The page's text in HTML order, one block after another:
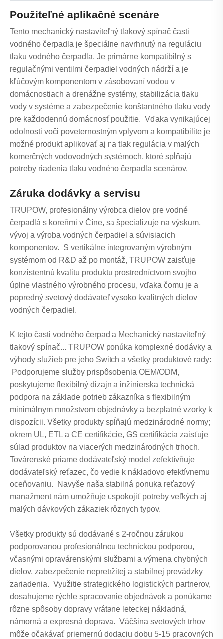
Použiteľné aplikačné scenáre
Tento mechanický nastaviteľný tlakový spínač časti
vodného čerpadla je špeciálne navrhnutý na reguláciu
tlaku vodného čerpadla. Je primárne kompatibilný s
regulačnými ventilmi čerpadiel vodných nádrží a je
kľúčovým komponentom v zásobovaní vodou v
domácnostiach a drenážne systémy, stabilizácia tlaku
vody v systéme a zabezpečenie konštantného tlaku vody
pre každodennú domácnosť použitie. Vďaka vynikajúcej
odolnosti voči poveternostným vplyvom a kompatibilite je
možné produkt aplikovať aj na tlak regulácia v malých
komerčných vodovodných systémoch, ktoré spĺňajú
potreby riadenia tlaku vodného čerpadla scenárov.
Záruka dodávky a servisu
TRUPOW, profesionálny výrobca dielov pre vodné
čerpadlá s koreňmi v Číne, sa špecializuje na výskum,
vývoj a výroba vodných čerpadiel a súvisiacich
komponentov. S vertikálne integrovaným výrobným
systémom od R&D až po montáž, TRUPOW zaisťuje
konzistentnú kvalitu produktu prostredníctvom svojho
úplne vlastného výrobného procesu, vďaka čomu je a
popredný svetový dodávateľ vysoko kvalitných dielov
vodných čerpadiel.
K tejto časti vodného čerpadla Mechanický nastaviteľný
tlakový spínač... TRUPOW ponúka komplexné dodávky a
výhody služieb pre jeho Switch a všetky produktové rady:
Podporujeme služby prispôsobenia OEM/ODM,
poskytujeme flexibilný dizajn a inžinierska technická
podpora na základe potrieb zákazníka s flexibilným
minimálnym množstvom objednávky a bezplatné vzorky k
dispozícii. Všetky produkty spĺňajú medzinárodné normy;
okrem UL, ETL a CE certifikácie, GS certifikácia zaisťuje
súlad produktov na viacerých medzinárodných trhoch.
Továrenské priame dodávateľský model zefektívňuje
dodávateľský reťazec, čo vedie k nákladovo efektívnemu
oceňovaniu. Navyše naša stabilná ponuka reťazový
manažment nám umožňuje uspokojiť potreby veľkých aj
malých dávkových zákaziek rôznych typov.
Všetky produkty sú dodávané s 2-ročnou zárukou
podporovanou profesionálnou technickou podporou,
včasnými opravárenskými službami a výmena chybných
dielov, zabezpečenie nepretržitej a stabilnej prevádzky
zariadenia. Využitie strategického logistických partnerov,
dosahujeme rýchle spracovanie objednávok a ponúkame
rôzne spôsoby dopravy vrátane leteckej nákladná,
námorná a expresná doprava. Väčšina svetových trhov
môže očakávať priemernú dodaciu dobu 5-15 pracovných